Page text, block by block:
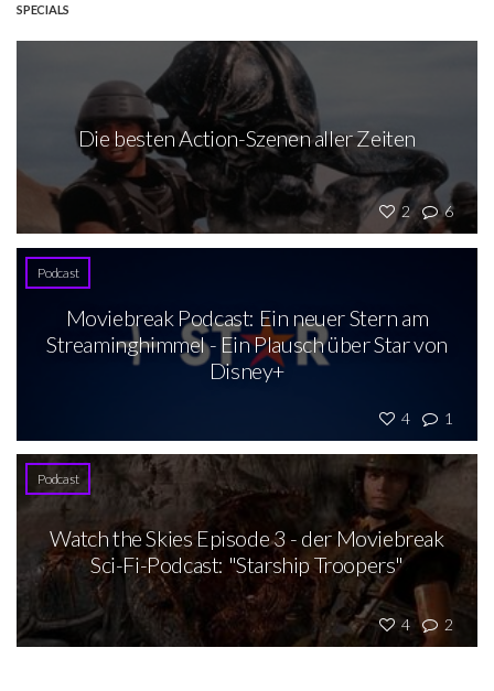
SPECIALS
2 6
Die besten Action-Szenen aller Zeiten
Podcast
4 1
Moviebreak Podcast: Ein neuer Stern am
Streaminghimmel - Ein Plausch über Star von
Disney+
Podcast
4 2
Watch the Skies Episode 3 - der Moviebreak
Sci-Fi-Podcast: "Starship Troopers"